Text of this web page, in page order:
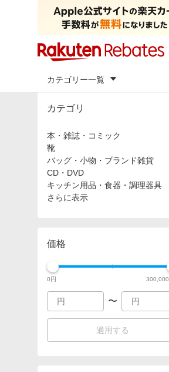
カテゴリー一覧
カテゴリ
本・雑誌・コミック
靴
バッグ・小物・ブランド雑貨
CD・DVD
キッチン用品・食器・調理器具
さらに表示
価格
0円 300,000
〜
適用する